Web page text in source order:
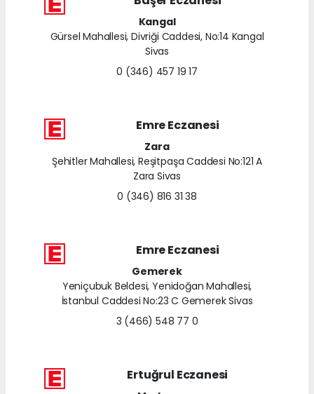
Kangal
Gürsel Mahallesi, Divriği Caddesi, No:14 Kangal
Sivas
0 (346) 457 19 17
Emre Eczanesi
Zara
Şehitler Mahallesi, Reşitpaşa Caddesi No:121 A
Zara Sivas
0 (346) 816 31 38
Emre Eczanesi
Gemerek
Yeniçubuk Beldesi, Yenidoğan Mahallesi,
İstanbul Caddesi No:23 C Gemerek Sivas
3 (466) 548 77 0
Ertuğrul Eczanesi